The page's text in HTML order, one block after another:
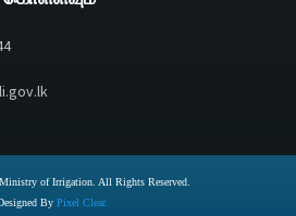
of Irrigation. All Rights Reserved.
By Pixel Clear.